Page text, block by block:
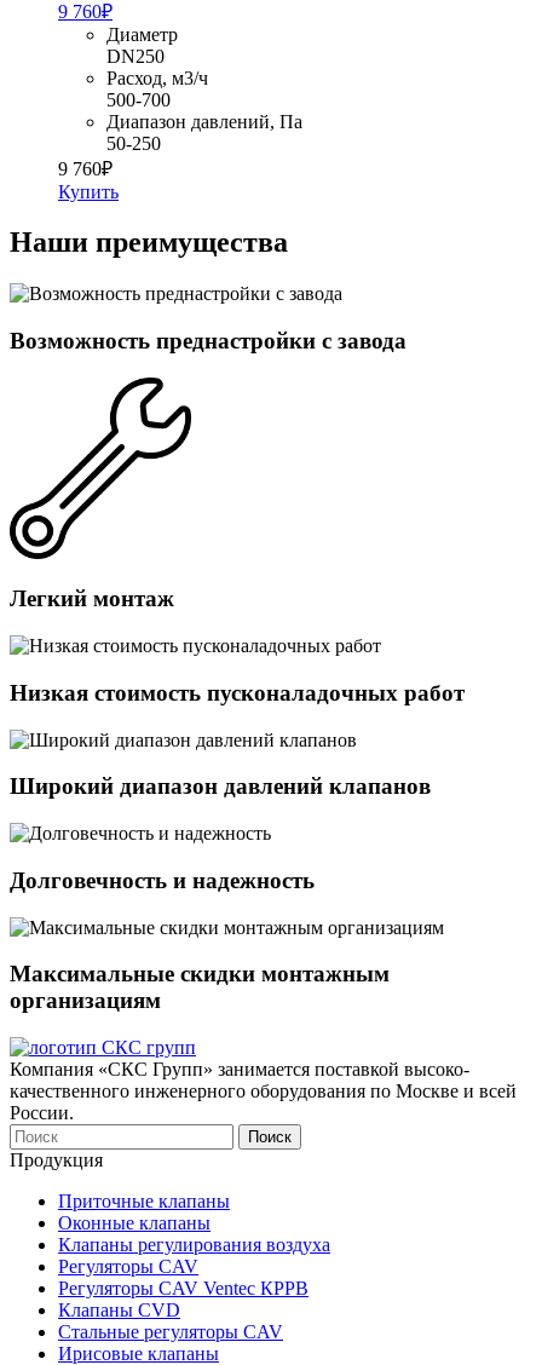
9 760₽
Диаметр
DN250
Расход, м3/ч
500-700
Диапазон давлений, Па
50-250
9 760₽
Купить
Наши преимущества
Возможность преднастройки с завода
Легкий монтаж
Низкая стоимость пусконаладочных работ
Широкий диапазон давлений клапанов
Долговечность и надежность
Максимальные скидки монтажным
организациям
Компания «СКС Групп» занимается поставкой высоко-
качественного инженерного оборудования по Москве и всей
России.
Продукция
Приточные клапаны
Оконныe клапаны
Клапаны регулирования воздуха
Регуляторы CAV
Регуляторы CAV Ventec КРРВ
Клапаны CVD
Стальные регуляторы CAV
Ирисовые клапаны